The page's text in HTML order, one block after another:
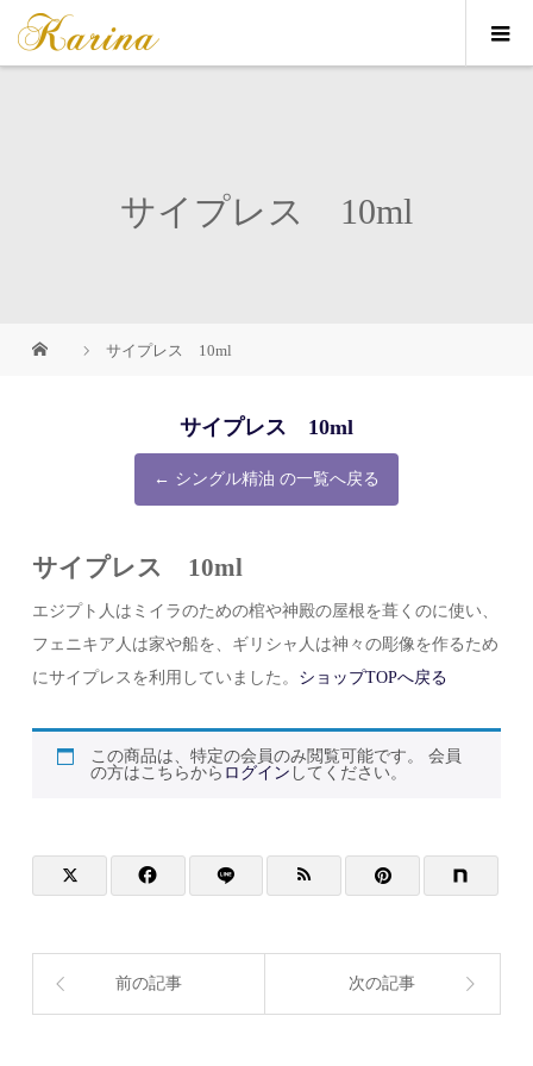
サイプレス 10ml
サイプレス 10ml
サイプレス 10ml
← シングル精油 の一覧へ戻る
サイプレス 10ml
エジプト人はミイラのための棺や神殿の屋根を葺くのに使い、
フェニキア人は家や船を、ギリシャ人は神々の彫像を作るため
にサイプレスを利用していました。 ショップTOPへ戻る
この商品は、特定の会員のみ閲覧可能です。 会員
の方はこちらから ログイン してください。
前の記事 次の記事